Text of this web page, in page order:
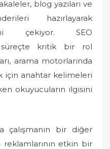
blog yazıları ve
hazırlayarak
çekiyor. SEO
kritik bir rol
arama motorlarında
için anahtar kelimeleri
okuyucuların ilgisini
çalışmanın bir diğer
reklamlarının etkin bir